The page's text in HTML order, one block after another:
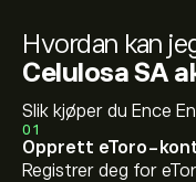
Hvordan kan
Celulosa SA
Slik kjøper du Ence
01
Opprett eToro-
Registrer deg for